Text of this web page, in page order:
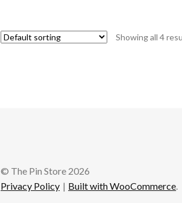
Showing all 4
© The Pin Store 2026
Privacy Policy
Built with WooCommerce.